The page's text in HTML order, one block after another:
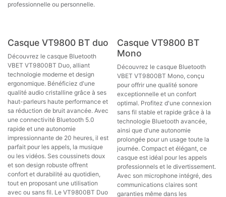
professionnelle ou personnelle.
Nouveau !
Casque VT9800 BT duo
Découvrez le casque Bluetooth
VBET VT9800BT Duo, alliant
technologie moderne et design
ergonomique. Bénéficiez d'une
qualité audio cristalline grâce à ses
haut-parleurs haute performance et
sa réduction de bruit avancée. Avec
une connectivité Bluetooth 5.0
rapide et une autonomie
impressionnante de 20 heures, il est
parfait pour les appels, la musique
ou les vidéos. Ses coussinets doux
et son design robuste offrent
confort et durabilité au quotidien,
tout en proposant une utilisation
avec ou sans fil. Le VT9800BT Duo
Nouveau !
Casque VT9800 BT
Mono
Découvrez le casque Bluetooth
VBET VT9800BT Mono, conçu
pour offrir une qualité sonore
exceptionnelle et un confort
optimal. Profitez d'une connexion
sans fil stable et rapide grâce à la
technologie Bluetooth avancée,
ainsi que d'une autonomie
prolongée pour un usage toute la
journée. Compact et élégant, ce
casque est idéal pour les appels
professionnels et le divertissement.
Avec son microphone intégré, des
communications claires sont
garanties même dans les